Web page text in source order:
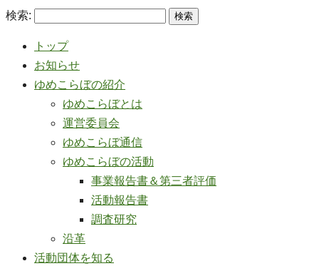
検索:
トップ
お知らせ
ゆめこらぼの紹介
ゆめこらぼとは
運営委員会
ゆめこらぼ通信
ゆめこらぼの活動
事業報告書＆第三者評価
活動報告書
調査研究
沿革
活動団体を知る